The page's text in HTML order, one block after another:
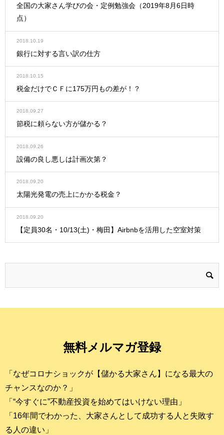
全国の大家さん学びの会・定例勉強会（2019年8月6日時
点）
2018.10.19
銀行に対する言い訳の仕方
2018.10.15
税金だけでＣＦに175万円もの差が！？
2018.09.27
節税に頼らない方が儲かる？
2018.09.26
設備の良し悪しは計画次第？
2018.09.20
太陽光発電の売上にかかる税金？
2018.09.20
【定員30名・10/13(土)・梅田】Airbnbを活用した空室対策
無料メルマガ登録
「なぜコロナショックが【儲かる大家さん】になる最大の
チャンスなのか？」
「“今すぐに”不動産投資を始めてはいけない理由」
「16年間でわかった、大家さんとして成功する人と失敗す
る人の違い」